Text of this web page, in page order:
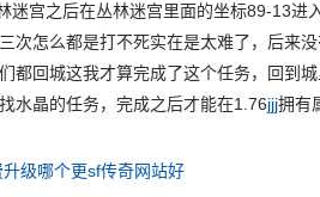
迷宫之后在丛林迷宫里面的坐标89-13进
次怎么都是打不死实在是太难了，后来
都回城这我才算完成了这个任务，回到
水晶的任务，完成之后才能在1.76jjj拥有
级哪个更sf传奇网站好